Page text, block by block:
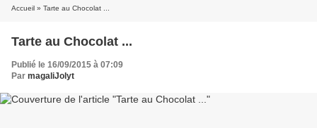
Accueil » Tarte au Chocolat ...
Tarte au Chocolat ...
Publié le 16/09/2015 à 07:09
Par magaliJolyt